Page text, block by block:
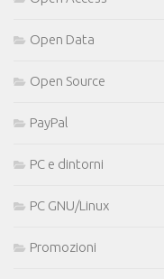
Open Data
Open Source
PayPal
PC e dintorni
PC GNU/Linux
Promozioni